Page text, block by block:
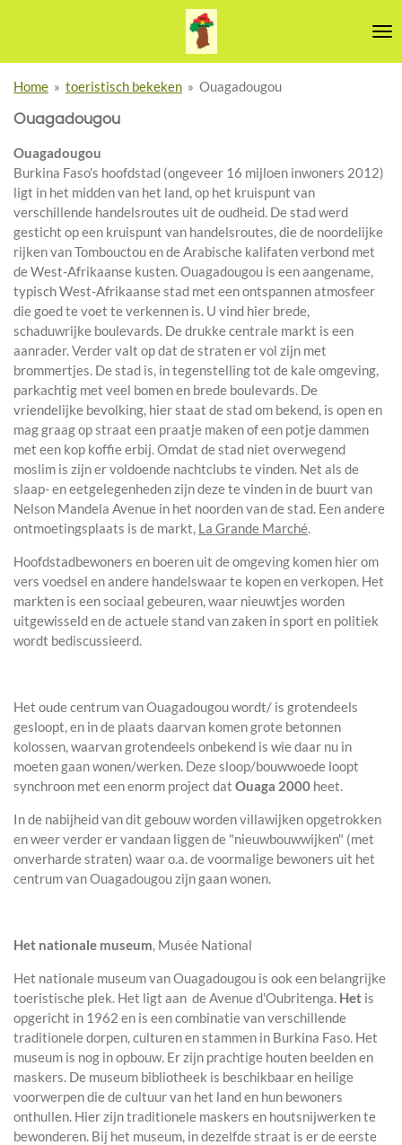
hoofdinhoud
Home » toeristisch bekeken » Ouagadougou
Ouagadougou
Ouagadougou
Burkina Faso's hoofdstad (ongeveer 16 mijloen inwoners 2012)
ligt in het midden van het land, op het kruispunt van
verschillende handelsroutes uit de oudheid. De stad werd
gesticht op een kruispunt van handelsroutes, die de noordelijke
rijken van Tombouctou en de Arabische kalifaten verbond met
de West-Afrikaanse kusten. Ouagadougou is een aangename,
typisch West-Afrikaanse stad met een ontspannen atmosfeer
die goed te voet te verkennen is. U vind hier brede,
schaduwrijke boulevards. De drukke centrale markt is een
aanrader. Verder valt op dat de straten er vol zijn met
brommertjes. De stad is, in tegenstelling tot de kale omgeving,
parkachtig met veel bomen en brede boulevards. De
vriendelijke bevolking, hier staat de stad om bekend, is open en
mag graag op straat een praatje maken of een potje dammen
met een kop koffie erbij. Omdat de stad niet overwegend
moslim is zijn er voldoende nachtclubs te vinden. Net als de
slaap- en eetgelegenheden zijn deze te vinden in de buurt van
Nelson Mandela Avenue in het noorden van de stad. Een andere
ontmoetingsplaats is de markt, La Grande Marché.
Hoofdstadbewoners en boeren uit de omgeving komen hier om
vers voedsel en andere handelswaar te kopen en verkopen. Het
markten is een sociaal gebeuren, waar nieuwtjes worden
uitgewisseld en de actuele stand van zaken in sport en politiek
wordt bediscussieerd.
Het oude centrum van Ouagadougou wordt/ is grotendeels
gesloopt, en in de plaats daarvan komen grote betonnen
kolossen, waarvan grotendeels onbekend is wie daar nu in
moeten gaan wonen/werken. Deze sloop/bouwwoede loopt
synchroon met een enorm project dat Ouaga 2000 heet.
In de nabijheid van dit gebouw worden villawijken opgetrokken
en weer verder er vandaan liggen de "nieuwbouwwijken" (met
onverharde straten) waar o.a. de voormalige bewoners uit het
centrum van Ouagadougou zijn gaan wonen.
Het nationale museum, Musée National
Het nationale museum van Ouagadougou is ook een belangrijke
toeristische plek. Het ligt aan de Avenue d'Oubritenga. Het is
opgericht in 1962 en is een combinatie van verschillende
traditionele dorpen, culturen en stammen in Burkina Faso. Het
museum is nog in opbouw. Er zijn prachtige houten beelden en
maskers. De museum bibliotheek is beschikbaar en heilige
voorwerpen die de cultuur van het land en hun bewoners
onthullen. Hier zijn traditionele maskers en houtsnijwerken te
bewonderen. Bij het museum, in dezelfde straat is er de eerste